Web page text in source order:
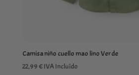
Camisa niño cuello mao lino Verde
22,99€IVA Incluído